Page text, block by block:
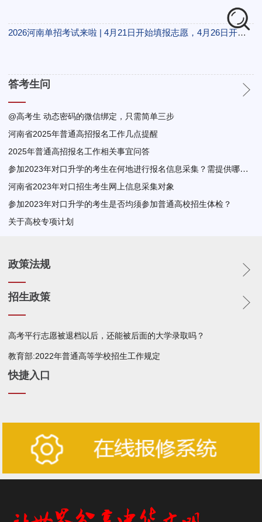
2026河南单招考试来啦 | 4月21日开始填报志愿，4月26日开始进行单招考试！(附113所单招院校）
答考生问
@高考生 动态密码的微信绑定，只需简单三步
河南省2025年普通高招报名工作几点提醒
2025年普通高招报名工作相关事宜问答
参加2023年对口升学的考生在何地进行报名信息采集？需提供哪些手续？
河南省2023年对口招生考生网上信息采集对象
参加2023年对口升学的考生是否均须参加普通高校招生体检？
关于高校专项计划
政策法规
招生政策
高考平行志愿被退档以后，还能被后面的大学录取吗？
教育部:2022年普通高等学校招生工作规定
快捷入口